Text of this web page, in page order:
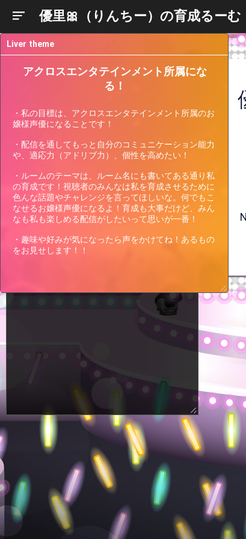
優里🎀（りんちー）の育成るーむ
Current
Participating
Events
Past
Events
Liver
Support
Gauge
There are no events the streamer
is currently participating in.
Liver theme
アクロスエンタテインメント所属にな
る！
・私の目標は、アクロスエンタテインメント所属のお
嬢様声優になることです！
・配信を通してもっと自分のコミュニケーション能力
や、適応力（アドリブ力）、個性を高めたい！
・ルームのテーマは、ルーム名にも書いてある通り私
の育成です！視聴者のみんなは私を育成させるために
色んな話題やチャレンジを言ってほしいな。何でもこ
なせるお嬢様声優になるよ！育成も大事だけど、みん
なも私も楽しめる配信がしたいって思いが一番！
・趣味や好みが気になったら声をかけてね！あるもの
をお見せします！！